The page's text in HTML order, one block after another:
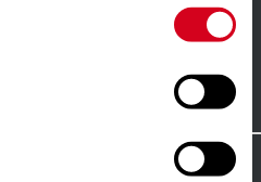
Política de cookies